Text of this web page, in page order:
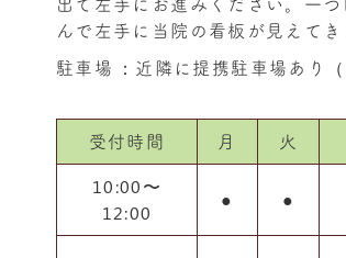
んで左手に当院の看板が見えて
駐車場 ：近隣に提携駐車場あり
受付時間 月 火
10:00〜
12:00
● ●